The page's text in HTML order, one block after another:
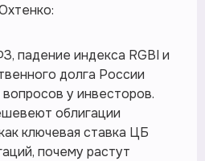
падение индекса RGBI и
долга России
у инвесторов.
облигации
ключевая ставка ЦБ
почему растут